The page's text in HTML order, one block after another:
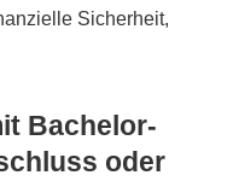
Sicherheit,
Bachelor-
oder